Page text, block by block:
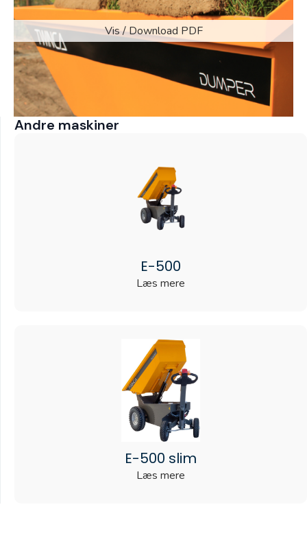
Vis / Download PDF
Andre maskiner
E-500
Læs mere
E-500 slim
Læs mere